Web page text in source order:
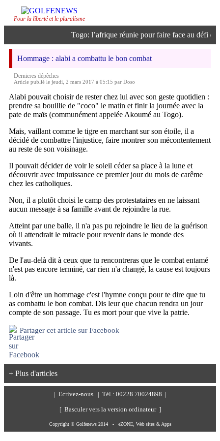
Pour la liberté et le pluralisme
Togo: l’afrique réunie pour faire face au défi
Hommage : alabi a combattu le bon combat
Dernieres dépêches
Article publié le jeudi, 2 mars 2017 à 05:15 par Doso
Alabi pouvait choisir de rester chez lui avec son geste quotidien :
prendre sa bouillie de "coco" le matin et finir la journée avec la
pate de maïs (communément appelée Akoumé au Togo).
Mais, vaillant comme le tigre en marchant sur son étoile, il a
décidé de combattre l'injustice, faire montrer son mécontentement
au reste de son voisinage.
Il pouvait décider de voir le soleil céder sa place à la lune et
découvrir avec impuissance ce premier jour du mois de carême
chez les catholiques.
Non, il a plutôt choisi le camp des protestataires en ne laissant
aucun message à sa famille avant de rejoindre la rue.
Atteint par une balle, il n'a pas pu rejoindre le lieu de la guérison
où il attendrait le miracle pour revenir dans le monde des
vivants.
De l'au-delà dit à ceux que tu rencontreras que le combat entamé
n'est pas encore terminé, car rien n'a changé, la cause est toujours
là.
Loin d'être un hommage c'est l'hymne conçu pour te dire que tu
as combattu le bon combat. Dis leur que chacun rendra un jour
compte de son passage. Tu es mort pour que vive la patrie.
Partager cet article sur Facebook
+ Plus d'articles
Ecrivez-nous | Tél.: 00228 70024898 |
[ Basculer vers la version ordinateur ]
Copyright © Golfenews 2014 - eZONE, Web sites & Apps